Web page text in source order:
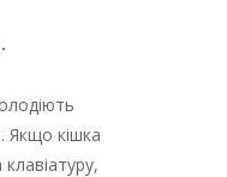
Якщо кішка